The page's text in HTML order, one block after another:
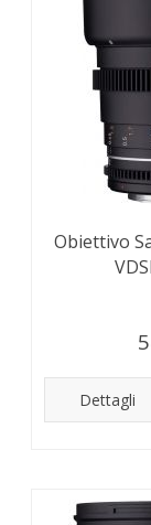
Obiettivo
Dettagli